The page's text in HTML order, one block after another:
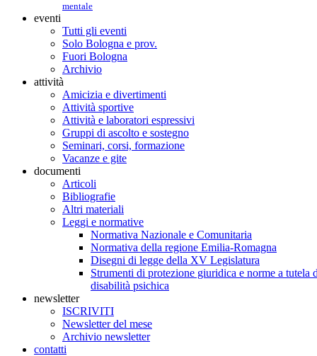
mentale
eventi
Tutti gli eventi
Solo Bologna e prov.
Fuori Bologna
Archivio
attività
Amicizia e divertimenti
Attività sportive
Attività e laboratori espressivi
Gruppi di ascolto e sostegno
Seminari, corsi, formazione
Vacanze e gite
documenti
Articoli
Bibliografie
Altri materiali
Leggi e normative
Normativa Nazionale e Comunitaria
Normativa della regione Emilia-Romagna
Disegni di legge della XV Legislatura
Strumenti di protezione giuridica e norme a tutela
disabilità psichica
newsletter
ISCRIVITI
Newsletter del mese
Archivio newsletter
contatti